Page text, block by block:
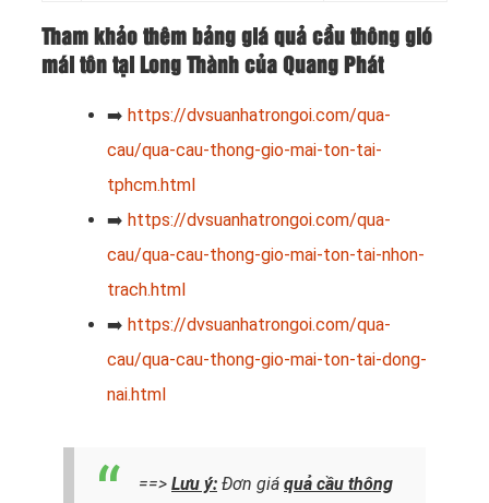
Tham khảo thêm bảng giá quả cầu thông gió
mái tôn tại Long Thành của Quang Phát
➡️ https://dvsuanhatrongoi.com/qua-
cau/qua-cau-thong-gio-mai-ton-tai-
tphcm.html
➡️ https://dvsuanhatrongoi.com/qua-
cau/qua-cau-thong-gio-mai-ton-tai-nhon-
trach.html
➡️ https://dvsuanhatrongoi.com/qua-
cau/qua-cau-thong-gio-mai-ton-tai-dong-
nai.html
==> Lưu ý: Đơn giá quả cầu thông